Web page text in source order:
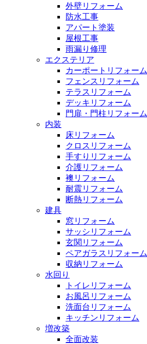
外壁リフォーム
防水工事
アパート塗装
屋根工事
雨漏り修理
エクステリア
カーポートリフォーム
フェンスリフォーム
テラスリフォーム
デッキリフォーム
門扉・門柱リフォーム
内装
床リフォーム
クロスリフォーム
手すりリフォーム
介護リフォーム
襖リフォーム
耐震リフォーム
断熱リフォーム
建具
窓リフォーム
サッシリフォーム
玄関リフォーム
ペアガラスリフォーム
収納リフォーム
水回り
トイレリフォーム
お風呂リフォーム
洗面台リフォーム
キッチンリフォーム
増改築
全面改装